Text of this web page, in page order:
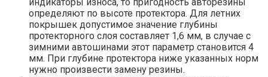
определяют по высоте протектора. Для летних
покрышек допустимое значение глубины
протекторного слоя составляет 1,6 мм, в случае с
зимними автошинами этот параметр становится 4
мм. При глубине протектора ниже указанных норм
нужно произвести замену резины.